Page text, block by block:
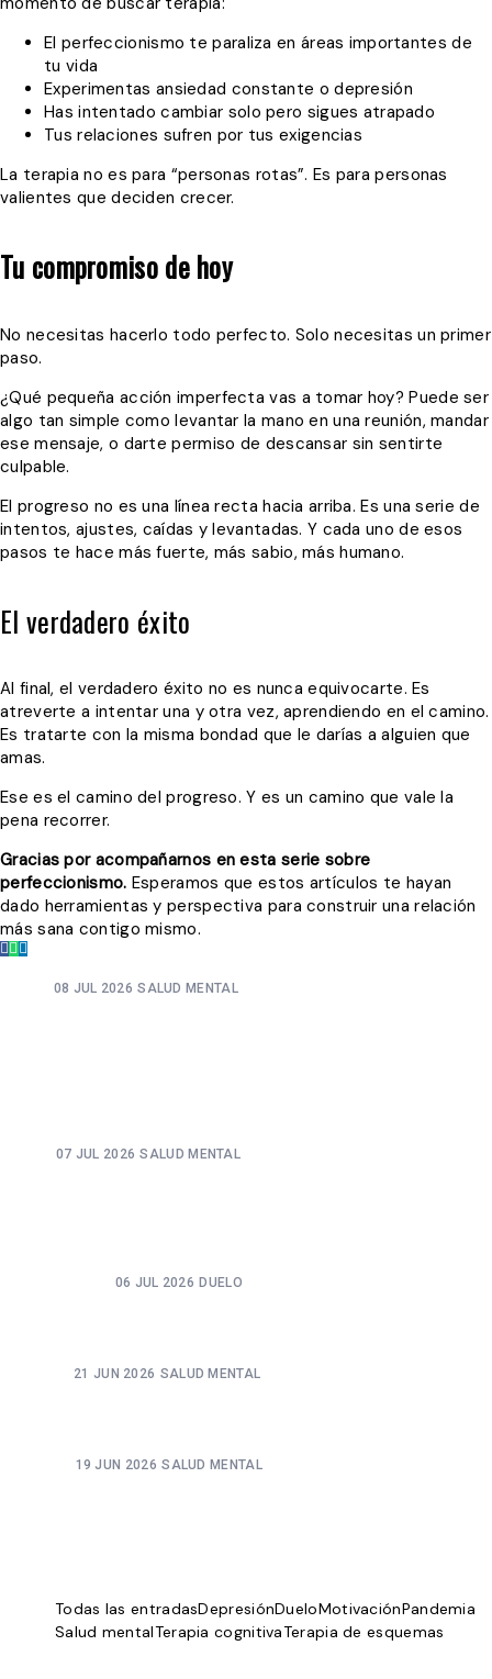
El perfeccionismo te paraliza en áreas importantes de
tu vida
Experimentas ansiedad constante o depresión
Has intentado cambiar solo pero sigues atrapado
Tus relaciones sufren por tus exigencias
La terapia no es para “personas rotas”. Es para personas
valientes que deciden crecer.
Tu compromiso de hoy
No necesitas hacerlo todo perfecto. Solo necesitas un primer
paso.
¿Qué pequeña acción imperfecta vas a tomar hoy? Puede ser
algo tan simple como levantar la mano en una reunión, mandar
ese mensaje, o darte permiso de descansar sin sentirte
culpable.
El progreso no es una línea recta hacia arriba. Es una serie de
intentos, ajustes, caídas y levantadas. Y cada uno de esos
pasos te hace más fuerte, más sabio, más humano.
El verdadero éxito
Al final, el verdadero éxito no es nunca equivocarte. Es
atreverte a intentar una y otra vez, aprendiendo en el camino.
Es tratarte con la misma bondad que le darías a alguien que
amas.
Ese es el camino del progreso. Y es un camino que vale la
pena recorrer.
Gracias por acompañarnos en esta serie sobre
perfeccionismo. Esperamos que estos artículos te hayan
dado herramientas y perspectiva para construir una relación
más sana contigo mismo.
08 JUL 2026 SALUD MENTAL
07 JUL 2026 SALUD MENTAL
06 JUL 2026 DUELO
21 JUN 2026 SALUD MENTAL
19 JUN 2026 SALUD MENTAL
Todas las entradasDepresiónDueloMotivaciónPandemia
Salud mentalTerapia cognitivaTerapia de esquemas